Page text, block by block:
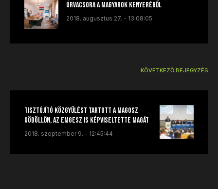
Úrvacsora a Magyarok Kenyeréből
2018. augusztus 27. - 13:08:05
KÖVETKEZŐ BEJEGYZÉS
Tisztújító közgyűlést tartott a MAGOSZ
Gödöllőn, az EMGESZ is képviseltette magát
2018. szeptember 9. - 12:45:44